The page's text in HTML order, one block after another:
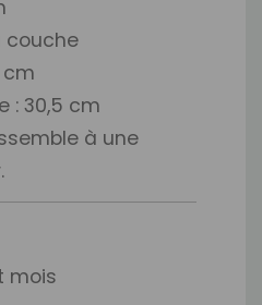
couche
cm
: 30,5 cm
à une
mois